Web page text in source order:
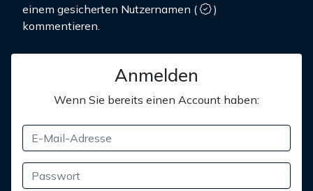
einem gesicherten Nutzernamen (
)
kommentieren.
Anmelden
Wenn Sie bereits einen Account haben: